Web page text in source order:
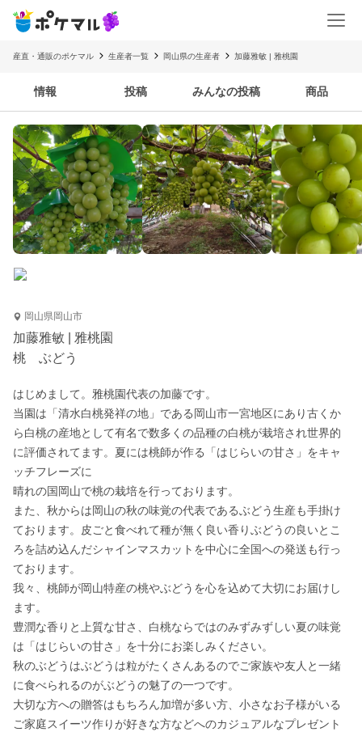
産直・通販のポケマル 生産者一覧 岡山県の生産者 加藤雅敏 | 雅桃園
情報 投稿 みんなの投稿 商品
岡山県岡山市
加藤雅敏 | 雅桃園
桃 ぶどう
はじめまして。雅桃園代表の加藤です。
当園は「清水白桃発祥の地」である岡山市一宮地区にあり古くか
ら白桃の産地として有名で数多くの品種の白桃が栽培され世界的
に評価されてます。夏には桃師が作る「はじらいの甘さ」をキャ
ッチフレーズに
晴れの国岡山で桃の栽培を行っております。
また、秋からは岡山の秋の味覚の代表であるぶどう生産も手掛け
ております。皮ごと食べれて種が無く良い香りぶどうの良いとこ
ろを詰め込んだシャインマスカットを中心に全国への発送も行っ
ております。
我々、桃師が岡山特産の桃やぶどうを心を込めて大切にお届けし
ます。
豊潤な香りと上質な甘さ、白桃ならではのみずみずしい夏の味覚
は「はじらいの甘さ」を十分にお楽しみください。
秋のぶどうはぶどうは粒がたくさんあるのでご家族や友人と一緒
に食べられるのがぶどうの魅了の一つです。
大切な方への贈答はもちろん加増が多い方、小さなお子様がいる
ご家庭スイーツ作りが好きな方などへのカジュアルなプレゼント